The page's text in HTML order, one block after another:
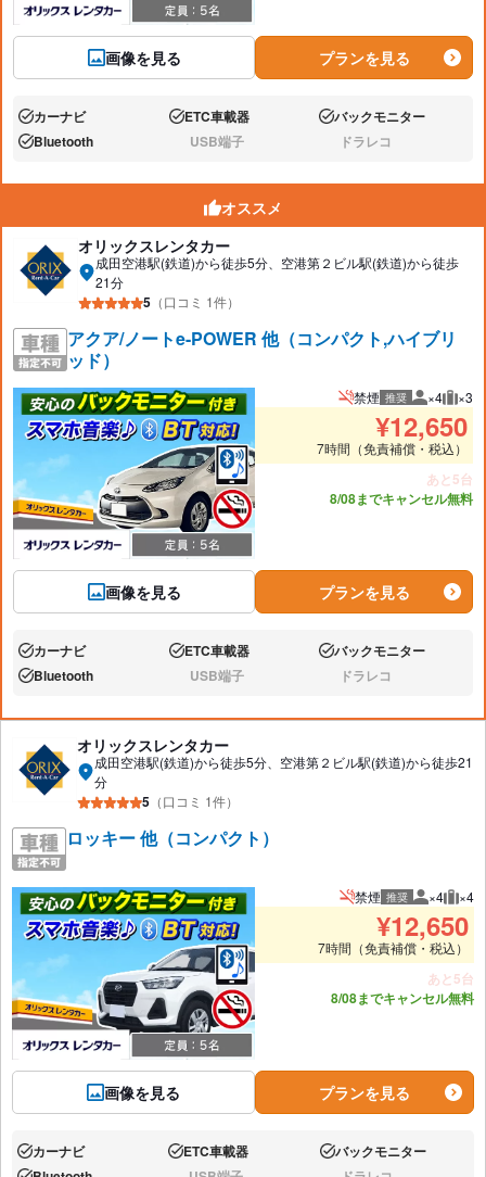
画像を見る プランを見る
あり:カーナビ あり:ETC車載器 あり:バックモニター
あり:Bluetooth なし:USB端子 なし:ドラレコ
オススメ
オリックスレンタカー
成田空港駅(鉄道)から徒歩5分、空港第２ビル駅(鉄道)から徒歩
21分
5 （口コミ 1件）
アクア/ノートe-POWER 他（コンパクト,ハイブリ
ッド）
画像を見る
禁煙 推奨 推奨人数
×4 推奨
×3
¥12,650
7時間（免責補償・税込）
あと5台
8/08までキャンセル無料
プランを見る
あり:カーナビ あり:ETC車載器 あり:バックモニター
あり:Bluetooth なし:USB端子 なし:ドラレコ
オリックスレンタカー
成田空港駅(鉄道)から徒歩5分、空港第２ビル駅(鉄道)から徒歩21
分
5 （口コミ 1件）
ロッキー 他（コンパクト）
画像を見る
禁煙 推奨 推奨人数
×4 推
×4
¥12,650
7時間（免責補償・税込）
あと5台
8/08までキャンセル無料
プランを見る
あり:カーナビ あり:ETC車載器 あり:バックモニター